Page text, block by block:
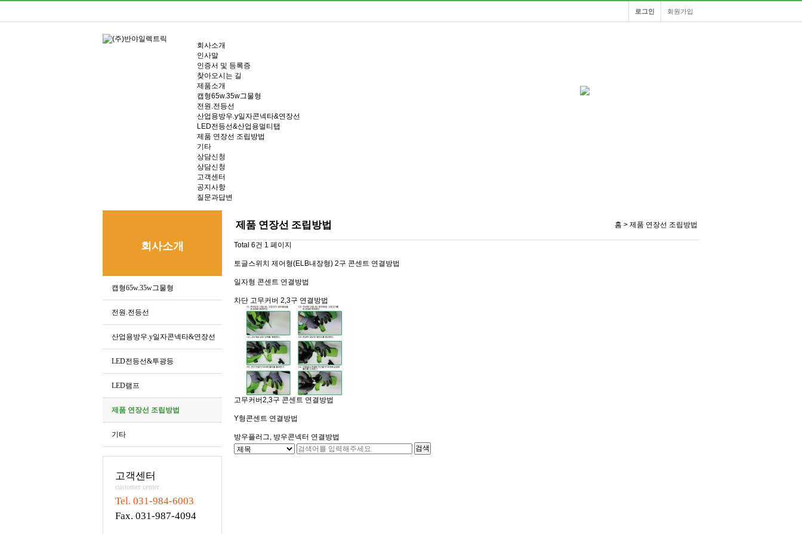
회원가입
로그인
회사소개
인사말
인증서 및 등록증
찾아오시는 길
제품소개
캡형65w.35w그물형
전원.전등선
산업용방우.y일자콘넥타&연장선
LED전등선&산업용멀티탭
제품 연장선 조립방법
기타
상담신청
상담신청
고객센터
공지사항
질문과답변
회사소개
캡형65w.35w그물형
전원.전등선
산업용방우.y일자콘넥타&연장선
LED전등선&투광등
LED램프
제품 연장선 조립방법
기타
고객센터
customer center
Tel. 031-984-6003
Fax. 031-987-4094
제품 연장선 조립방법 홈 > 제품 연장선 조립방법
Total 6건 1 페이지
토글스위치 제어형(ELB내장형) 2구 콘센트 연결방법
일자형 콘센트 연결방법
차단 고무커버 2,3구 연결방법
고무커버2,3구 콘센트 연결방법
Y형콘센트 연결방법
방우플러그, 방우콘넥터 연결방법